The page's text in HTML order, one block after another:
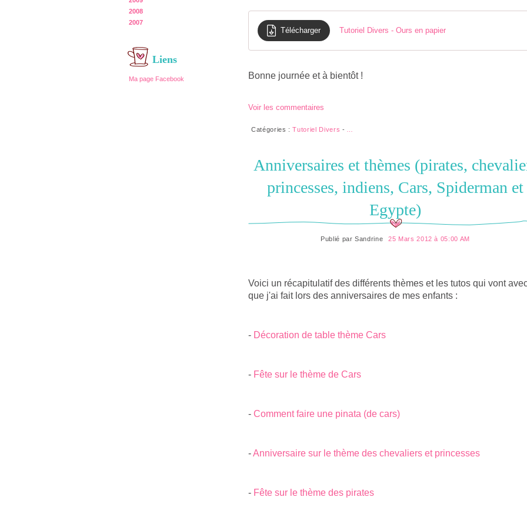
2008
2007
Liens
Ma page Facebook
Télécharger Tutoriel Divers - Ours en papier
Bonne journée et à bientôt !
Voir les commentaires
Catégories :Tutoriel Divers -
Anniversaires et thèmes (pirates,
princesses, indiens, Cars, Spiderman et
Egypte)
Publié parSandrine 25 Mars 2012 à 05:00 AM
Voici un récapitulatif des différents thèmes et les tutos qui vont
que j'ai fait lors des anniversaires de mes enfants :
- Décoration de table thème Cars
- Fête sur le thème de Cars
- Comment faire une pinata (de cars)
-Anniversaire sur le thème des chevaliers et princesses
- Fête sur le thème des pirates